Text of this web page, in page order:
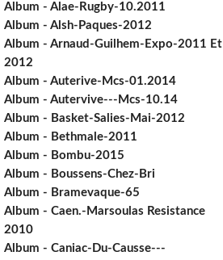
Album - Alae-Rugby-10.2011
Album - Alsh-Paques-2012
Album - Arnaud-Guilhem-Expo-2011 Et
2012
Album - Auterive-Mcs-01.2014
Album - Autervive---Mcs-10.14
Album - Basket-Salies-Mai-2012
Album - Bethmale-2011
Album - Bombu-2015
Album - Boussens-Chez-Bri
Album - Bramevaque-65
Album - Caen.-Marsoulas Resistance
2010
Album - Caniac-Du-Causse---